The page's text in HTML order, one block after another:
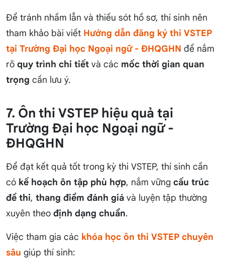
Để tránh nhầm lẫn và thiếu sót hồ sơ, thí sinh nên
tham khảo bài viết Hướng dẫn đăng ký thi VSTEP
tại Trường Đại học Ngoại ngữ - ĐHQGHN để nắm
rõ quy trình chi tiết và các mốc thời gian quan
trọng cần lưu ý.
7. Ôn thi VSTEP hiệu quả tại
Trường Đại học Ngoại ngữ -
ĐHQGHN
Để đạt kết quả tốt trong kỳ thi VSTEP, thí sinh cần
có kế hoạch ôn tập phù hợp, nắm vững cấu trúc
đề thi, thang điểm đánh giá và luyện tập thường
xuyên theo định dạng chuẩn.
Việc tham gia các khóa học ôn thi VSTEP chuyên
sâu giúp thí sinh: